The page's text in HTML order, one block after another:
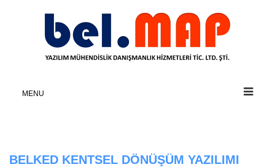
MENU
BELKED KENTSEL DÖNÜŞÜM YAZILIMI